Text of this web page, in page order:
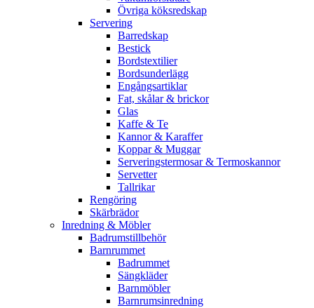
Övriga köksredskap
Servering
Barredskap
Bestick
Bordstextilier
Bordsunderlägg
Engångsartiklar
Fat, skålar & brickor
Glas
Kaffe & Te
Kannor & Karaffer
Koppar & Muggar
Serveringstermosar & Termoskannor
Servetter
Tallrikar
Rengöring
Skärbrädor
Inredning & Möbler
Badrumstillbehör
Barnrummet
Badrummet
Sängkläder
Barnmöbler
Barnrumsinredning